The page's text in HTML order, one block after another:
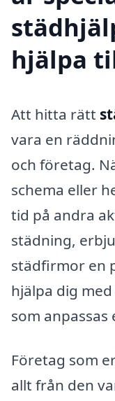
hjälpa
Att hitta rätt
vara en
och företag.
schema eller
tid på andra
städning,
städfirmor en
hjälpa dig
som
Företag som
allt från den